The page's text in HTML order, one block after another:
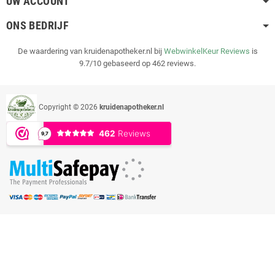
ONS BEDRIJF
De waardering van kruidenapotheker.nl bij WebwinkelKeur Reviews is
9.7/10 gebaseerd op 462 reviews.
Copyright © 2026 kruidenapotheker.nl